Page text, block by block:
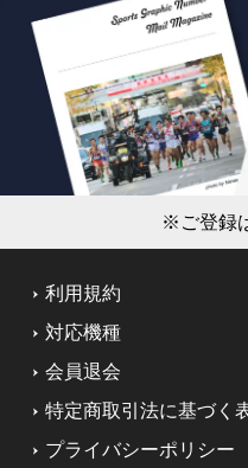
※ご登録
利用規約
対応機種
会員退会
特定商取引法に基づく
プライバシーポリシー